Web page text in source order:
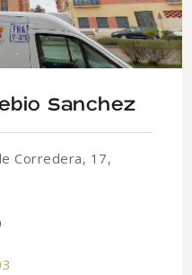
Sanchez
Corredera, 17,